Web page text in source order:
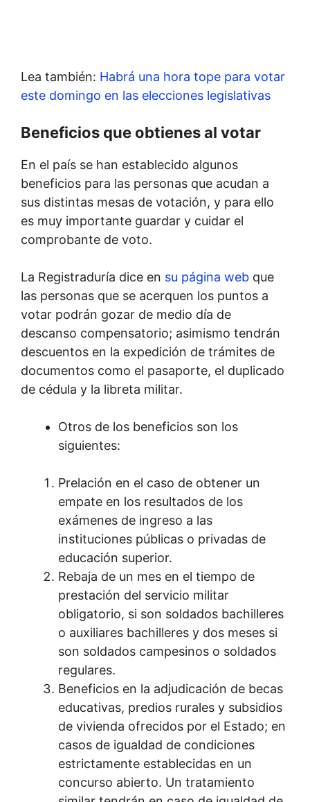
Lea también: Habrá una hora tope para votar
este domingo en las elecciones legislativas
Beneficios que obtienes al votar
En el país se han establecido algunos
beneficios para las personas que acudan a
sus distintas mesas de votación, y para ello
es muy importante guardar y cuidar el
comprobante de voto.
La Registraduría dice en su página web que
las personas que se acerquen los puntos a
votar podrán gozar de medio día de
descanso compensatorio; asimismo tendrán
descuentos en la expedición de trámites de
documentos como el pasaporte, el duplicado
de cédula y la libreta militar.
Otros de los beneficios son los
siguientes:
Prelación en el caso de obtener un
empate en los resultados de los
exámenes de ingreso a las
instituciones públicas o privadas de
educación superior.
Rebaja de un mes en el tiempo de
prestación del servicio militar
obligatorio, si son soldados bachilleres
o auxiliares bachilleres y dos meses si
son soldados campesinos o soldados
regulares.
Beneficios en la adjudicación de becas
educativas, predios rurales y subsidios
de vivienda ofrecidos por el Estado; en
casos de igualdad de condiciones
estrictamente establecidas en un
concurso abierto. Un tratamiento